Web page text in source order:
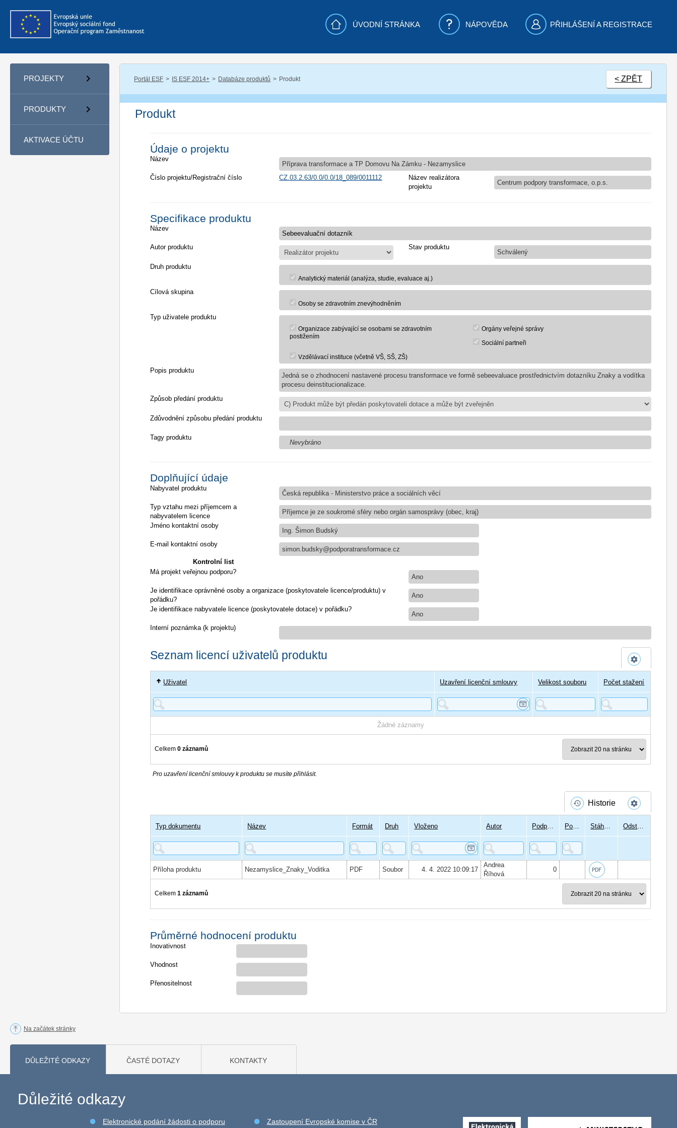
ÚVODNÍ STRÁNKA NÁPOVĚDA PŘIHLÁŠENÍ A REGISTRACE
PROJEKTY
PRODUKTY
AKTIVACE ÚČTU
Portál ESF IS ESF 2014+ Databáze produktů Produkt < ZPĚT
Produkt
Údaje o projektu
Název
Příprava transformace a TP Domovu Na Zámku - Nezamyslice
Číslo projektu/Registrační číslo
CZ.03.2.63/0.0/0.0/18_089/0011112
Název realizátora
projektu
Centrum podpory transformace, o.p.s.
Specifikace produktu
Název
Autor produktu Stav produktu
Schválený
Druh produktu
Analytický materiál (analýza, studie, evaluace aj.)
Cílová skupina
Osoby se zdravotním znevýhodněním
Typ uživatele produktu
Organizace zabývající se osobami se zdravotním
postižením
Orgány veřejné správy
Sociální partneři
Vzdělávací instituce (včetně VŠ, SŠ, ZŠ)
Popis produktu
Jedná se o zhodnocení nastavené procesu transformace ve formě sebeevaluace prostřednictvím dotazníku Znaky a vodítka
procesu deinstitucionalizace.
Způsob předání produktu
Zdůvodnění způsobu předání produktu
Tagy produktu
Nevybráno
Doplňující údaje
Nabyvatel produktu
Česká republika - Ministerstvo práce a sociálních věcí
Typ vztahu mezi příjemcem a
nabyvatelem licence
Příjemce je ze soukromé sféry nebo orgán samosprávy (obec, kraj)
Jméno kontaktní osoby
Ing. Šimon Budský
E-mail kontaktní osoby
simon.budsky@podporatransformace.cz
Kontrolní list
Má projekt veřejnou podporu?
Ano
Je identifikace oprávněné osoby a organizace (poskytovatele licence/produktu) v
pořádku?
Ano
Je identifikace nabyvatele licence (poskytovatele dotace) v pořádku?
Ano
Interní poznámka (k projektu)
Seznam licencí uživatelů produktu
Uživatel Uzavření licenční smlouvy Velikost souboru Počet stažení
Žádné záznamy
Celkem 0 záznamů
Pro uzavření licenční smlouvy k produktu se musíte přihlásit.
Historie
Typ dokumentu Název Formát Druh Vloženo Autor Podpisů Podepsal Stáhnout Odstranit
Příloha produktu Nezamyslice_Znaky_Voditka PDF Soubor 4. 4. 2022 10:09:17
Andrea
Říhová
0
Celkem 1 záznamů
Průměrné hodnocení produktu
Inovativnost
Vhodnost
Přenositelnost
Na začátek stránky
DŮLEŽITÉ ODKAZY ČASTÉ DOTAZY KONTAKTY
Důležité odkazy
Elektronické podání žádosti o podporu
Zastoupení Evropské komise v ČR